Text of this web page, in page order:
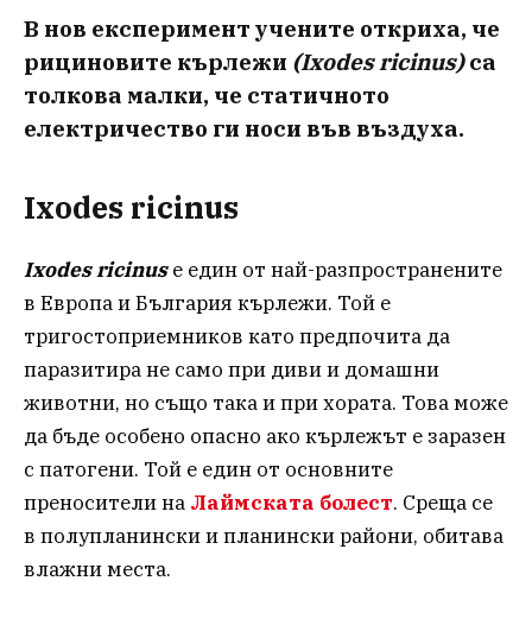
В нов експеримент учените откриха, че
рициновите кърлежи (Ixodes ricinus)са
толкова малки, че статичното
електричество ги носи във въздуха.
Ixodes ricinus
Ixodes ricinusе един от най-разпространените
в Европа и България кърлежи. Той е
тригостоприемников като предпочита да
паразитира не само при диви и домашни
животни, но също така и при хората. Това може
да бъде особено опасно ако кърлежът е заразен
с патогени. Той е един от основните
преносители на Лаймската болест. Среща се
в полупланински и планински райони, обитава
влажни места.